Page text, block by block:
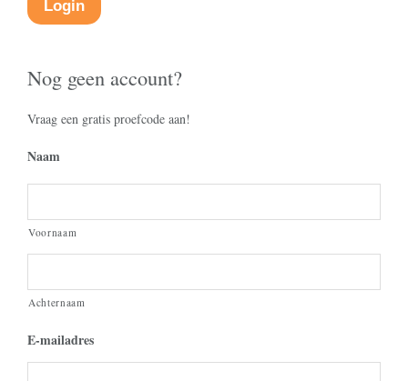
Nog geen account?
Vraag een gratis proefcode aan!
Naam
Voornaam
Achternaam
E-mailadres